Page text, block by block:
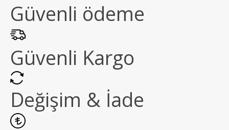
Güvenli ödeme
Güvenli Kargo
Değişim & İade